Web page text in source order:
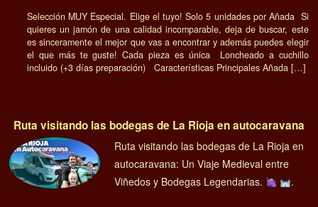
Selección MUY Especial. Elige el tuyo! Solo 5 unidades por Añada Si
quieres un jamón de una calidad incomparable, deja de buscar, este
es sinceramente el mejor que vas a encontrar y además puedes elegir
el que más te guste! Cada pieza es única Loncheado a cuchillo
incluido (+3 días preparación) Características Principales Añada […]
Ruta visitando las bodegas de La Rioja en autocaravana
Ruta visitando las bodegas de La Rioja en
autocaravana: Un Viaje Medieval entre
Viñedos y Bodegas Legendarias.
.